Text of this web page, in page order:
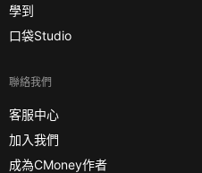
學到
口袋Studio
聯絡我們
客服中心
加入我們
成為CMoney作者